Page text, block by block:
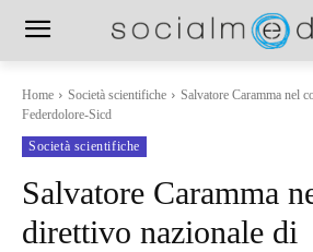
Home Società scientifiche
Salvatore Caramma nel
Federdolore-Sicd
Società scientifiche
Salvatore Caramma
direttivo nazionale di